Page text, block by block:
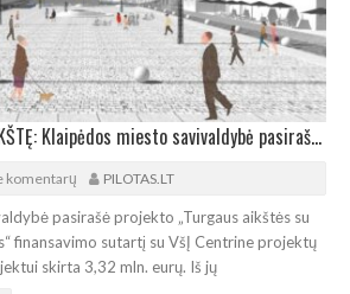
GAIVINS TURGAUS AIKŠTĘ: Klaipėdos miesto savivaldybė pasirašė finansavimo sutartį
komentarų PILOTAS.LT
pasirašė projekto „Turgaus aikštės su
finansavimo sutartį su VšĮ Centrine projektų
skirta 3,32 mln. eurų. Iš jų